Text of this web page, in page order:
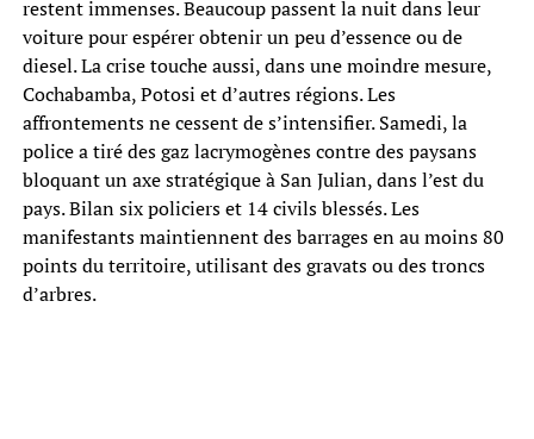
restent immenses. Beaucoup passent la nuit dans leur
voiture pour espérer obtenir un peu d’essence ou de
diesel. La crise touche aussi, dans une moindre mesure,
Cochabamba, Potosi et d’autres régions. Les
affrontements ne cessent de s’intensifier. Samedi, la
police a tiré des gaz lacrymogènes contre des paysans
bloquant un axe stratégique à San Julian, dans l’est du
pays. Bilan six policiers et 14 civils blessés. Les
manifestants maintiennent des barrages en au moins 80
points du territoire, utilisant des gravats ou des troncs
d’arbres.